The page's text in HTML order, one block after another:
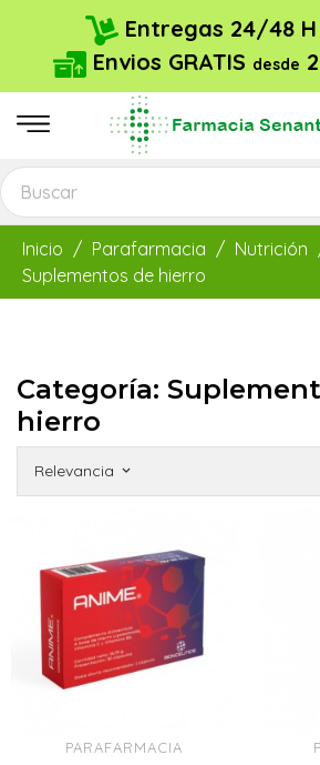
Entregas 24/48 H
Envios GRATIS desde
Inicio Parafarmacia Nutrición
Suplementos de hierro
Categoría:
hierro
Relevancia keyboard_arrow_down
PARAFARMACIA